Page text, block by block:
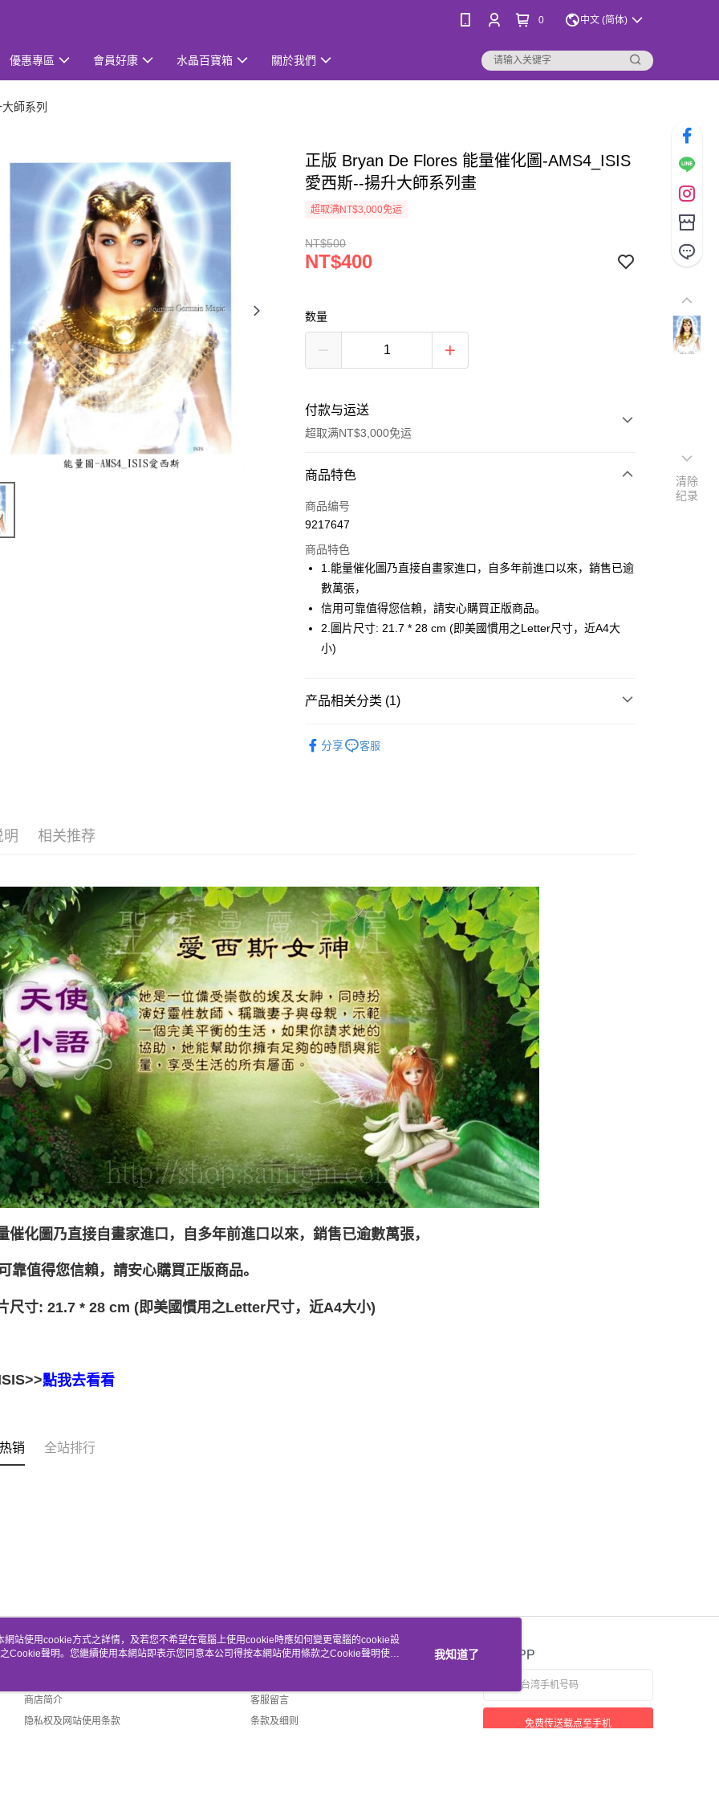
0 中文 (简体)
優惠專區 會員好康 水晶百寶箱 關於我們
師系列
正版 Bryan De Flores 能量催化圖-AMS4_ISIS
愛西斯--揚升大師系列畫
超取满NT$3,000免运
NT$500
NT$400
数量
付款与运送
超取满NT$3,000免运
付款方式
信用卡一次付款
LINE Pay
Apple Pay
街口支付
悠遊付
每笔NT$80，满NT$3,000(含以上)免运费
郵局幫你送（離島）
每笔NT$80，满NT$3,000(含以上)免运费
付款後門市自取
免运费
商品特色
商品编号
9217647
商品特色
1.能量催化圖乃直接自畫家進口，自多年前進口以來，銷售已逾
數萬張，
信用可靠值得您信賴，請安心購買正版商品。
2.圖片尺寸: 21.7 * 28 cm (即美國慣用之Letter尺寸，近A4大
小)
产品相关分类 (1)
分享
客服
明 相关推荐
催化圖乃直接自畫家進口，自多年前進口以來，銷售已逾數萬張，
靠值得您信賴，請安心購買正版商品。
尺寸: 21.7 * 28 cm (即美國慣用之Letter尺寸，近A4大小)
點我去看看
销 全站排行
关于我们
商店简介
隐私权及网站使用条款
客服资讯
客服留言
条款及细则
官方APP
免费传送载点至手机
清除
纪录
站使用cookie方式之詳情，及若您不希望在電腦上使用cookie時應如何變更電腦的cookie設
Cookie聲明。您繼續使用本網站即表示您同意本公司得按本網站使用條款之Cookie聲明使用
我知道了